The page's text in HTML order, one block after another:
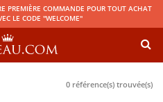
PREMIÈRE COMMANDE POUR TOUT ACHAT
LE CODE "WELCOME"
0 référence(s) trouvée(s)